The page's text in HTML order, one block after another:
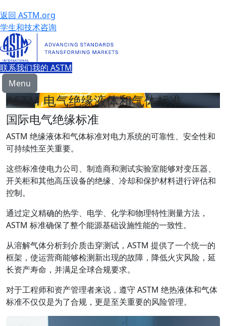
返回 ASTM.org
学生和技术咨询
联系我们我的 ASTM
Menu
ASTM 电气绝缘液体和气体标准
国际电气绝缘标准
ASTM 绝缘液体和气体标准对电力系统的可靠性、安全性和
可持续性至关重要。
这些标准使电力公司、制造商和测试实验室能够对变压器、
开关柜和其他高压设备的绝缘、冷却和保护材料进行评估和
控制。
通过定义精确的热学、电学、化学和物理特性测量方法，
ASTM 标准确保了整个能源基础设施性能的一致性。
从溶解气体分析到介质击穿测试，ASTM 提供了一个统一的
框架，使运营商能够检测新出现的故障，降低火灾风险，延
长资产寿命，并满足全球合规要求。
对于工程师和资产管理者来说，遵守 ASTM 绝热液体和气体
标准不仅仅是为了合规，更是至关重要的风险管理。